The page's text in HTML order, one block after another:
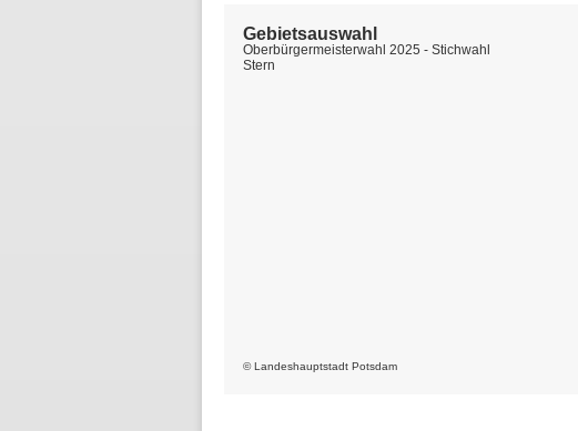
© Landeshauptstadt Potsdam
Gebietsauswahl
Oberbürgermeisterwahl 2025 - Stichwahl
Stern